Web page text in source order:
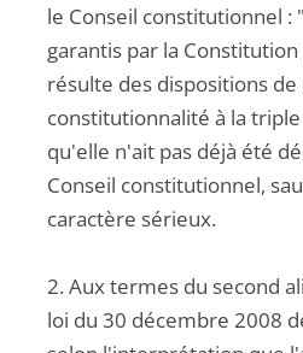
le Conseil constitutionnel
garantis par la
résulte des dispositions
constitutionnalité à la
qu'elle n'ait pas déjà été
Conseil constitutionnel,
caractère sérieux.
2. Aux termes du second
loi du 30 décembre 2008